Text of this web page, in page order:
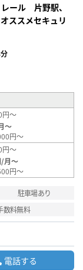
ール 片野駅、
ススメセキュリ
円～
～
円～
円～
/月～
円～
駐車場あり
数料無料
電話する